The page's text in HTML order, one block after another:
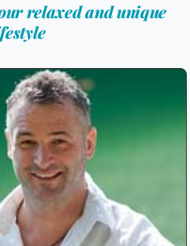
relaxed and unique